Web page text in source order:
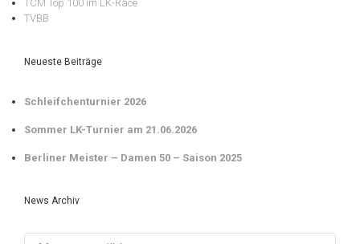
TCM Top 100 im LK-Race
TVBB
Neueste Beiträge
Schleifchenturnier 2026
Sommer LK-Turnier am 21.06.2026
Berliner Meister – Damen 50 – Saison 2025
News Archiv